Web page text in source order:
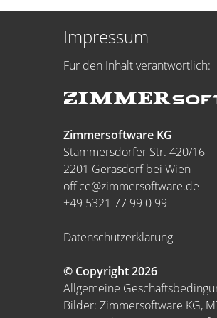
Impressum
Für den Inhalt verantwortlich:
Zimmersoftware KG
Stammersdorfer Str. 420/16
2201 Gerasdorf bei Wien
office@zimmersoftware.de
+49 5321 77 99 0 99
Datenschutzerklärung
© Copyright 2026
Allgemeine
Bilder: Zimmersoftware KG,